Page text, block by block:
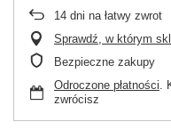
14 dni na łatwy zwrot
Sprawdź, w którym
Bezpieczne zakupy
Odroczone płatności.
zwrócisz